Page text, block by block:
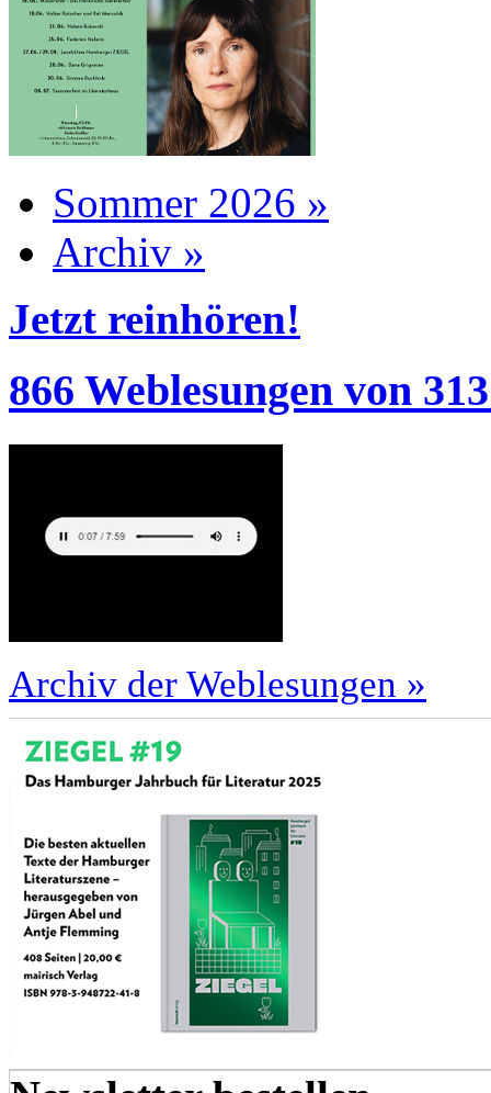
Sommer 2026 »
Archiv »
Jetzt reinhören!
866 Weblesungen von
Archiv der Weblesungen »